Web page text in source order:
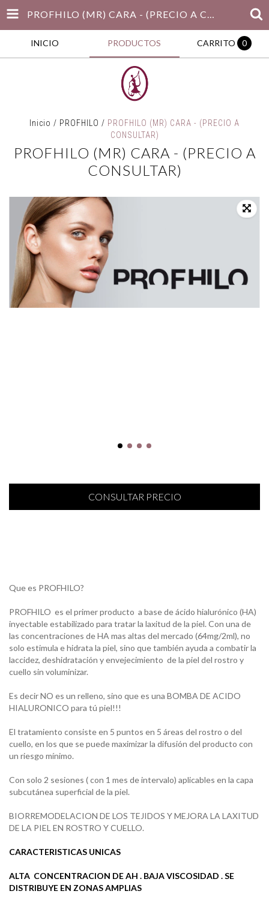
PROFHILO (MR) CARA - (PRECIO A CONSULTAR)
INICIO PRODUCTOS CARRITO 0
Inicio / PROFHILO / PROFHILO (MR) CARA - (PRECIO A
CONSULTAR)
PROFHILO (MR) CARA - (PRECIO A
CONSULTAR)
Que es PROFHILO?
PROFHILO es el primer producto a base de ácido hialurónico (HA)
inyectable estabilizado para tratar la laxitud de la piel. Con una de
las concentraciones de HA mas altas del mercado (64mg/2ml), no
solo estimula e hidrata la piel, sino que también ayuda a combatir la
laccidez, deshidratación y envejecimiento de la piel del rostro y
cuello sin voluminizar.
Es decir NO es un relleno, sino que es una BOMBA DE ACIDO
HIALURONICO para tú piel!!!
El tratamiento consiste en 5 puntos en 5 áreas del rostro o del
cuello, en los que se puede maximizar la difusión del producto con
un riesgo mínimo.
Con solo 2 sesiones ( con 1 mes de intervalo) aplicables en la capa
subcutánea superficial de la piel.
BIORREMODELACION DE LOS TEJIDOS Y MEJORA LA LAXITUD
DE LA PIEL EN ROSTRO Y CUELLO.
CARACTERISTICAS UNICAS
ALTA CONCENTRACION DE AH . BAJA VISCOSIDAD . SE
DISTRIBUYE EN ZONAS AMPLIAS